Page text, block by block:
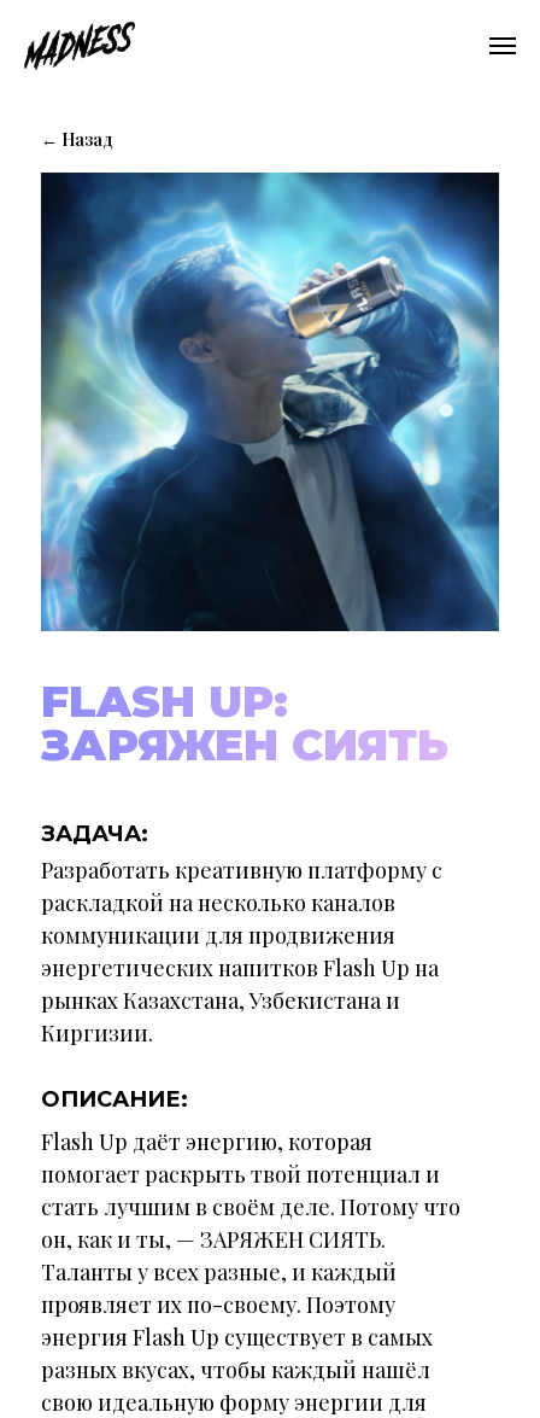
ОПИСАНИЕ:
Flash Up даёт энергию, которая
помогает раскрыть твой потенциал и
стать лучшим в своём деле. Потому что
он, как и ты, — ЗАРЯЖЕН СИЯТЬ.
Таланты у всех разные, и каждый
проявляет их по-своему. Поэтому
энергия Flash Up существует в самых
разных вкусах, чтобы каждый нашёл
свою идеальную форму энергии для
Разработать креативную платформу с
раскладкой на несколько каналов
коммуникации для продвижения
энергетических напитков Flash Up на
рынках Казахстана, Узбекистана и
Киргизии.
ЗАДАЧА:
FLASH UP:
ЗАРЯЖЕН СИЯТЬ
← Назад